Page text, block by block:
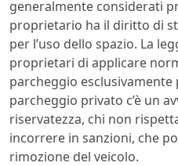
generalmente considerati
proprietario ha il diritto di
per l’uso dello spazio. La
proprietari di applicare
parcheggio esclusivamente
parcheggio privato c’è un
riservatezza, chi non
incorrere in sanzioni, che
rimozione del veicolo.